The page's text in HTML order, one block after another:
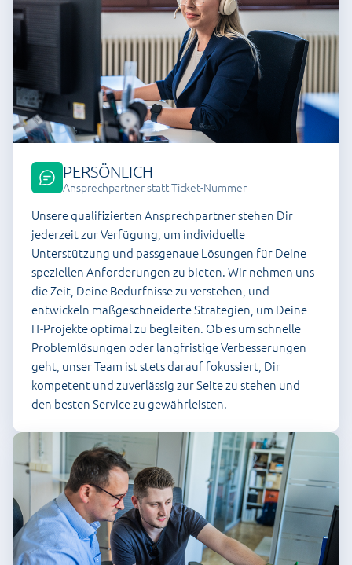
PERSÖNLICH
Ansprechpartner statt Ticket-Nummer
Unsere qualifizierten Ansprechpartner stehen Dir
jederzeit zur Verfügung, um individuelle
Unterstützung und passgenaue Lösungen für Deine
speziellen Anforderungen zu bieten. Wir nehmen uns
die Zeit, Deine Bedürfnisse zu verstehen, und
entwickeln maßgeschneiderte Strategien, um Deine
IT-Projekte optimal zu begleiten. Ob es um schnelle
Problemlösungen oder langfristige Verbesserungen
geht, unser Team ist stets darauf fokussiert, Dir
kompetent und zuverlässig zur Seite zu stehen und
den besten Service zu gewährleisten.